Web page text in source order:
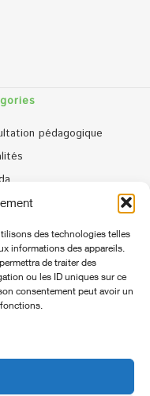
des technologies telles
informations des appareils.
de traiter des
ou les ID uniques sur ce
consentement peut avoir un
pédagogique
nous
toute notre actualité sur
n i